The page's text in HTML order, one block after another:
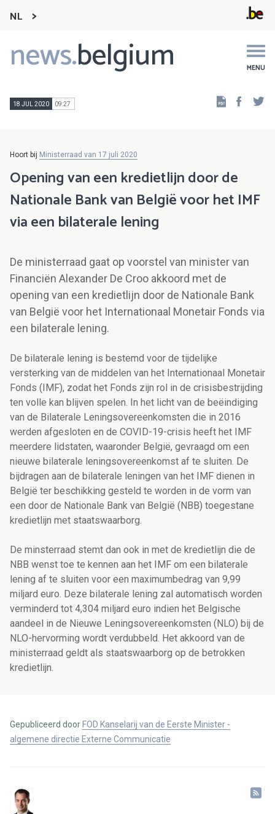
NL
news.belgium MENU
Main
navigation
18 JUL 2020 09:27
Hoort bij Ministerraad van 17 juli 2020
Opening van een kredietlijn door de
Nationale Bank van België voor het IMF
via een bilaterale lening
De ministerraad gaat op voorstel van minister van
Financiën Alexander De Croo akkoord met de
opening van een kredietlijn door de Nationale Bank
van België voor het Internationaal Monetair Fonds via
een bilaterale lening.
De bilaterale lening is bestemd voor de tijdelijke
versterking van de middelen van het Internationaal Monetair
Fonds (IMF), zodat het Fonds zijn rol in de crisisbestrijding
ten volle kan blijven spelen. In het licht van de beëindiging
van de Bilaterale Leningsovereenkomsten die in 2016
werden afgesloten en de COVID-19-crisis heeft het IMF
meerdere lidstaten, waaronder België, gevraagd om een
nieuwe bilaterale leningsovereenkomst af te sluiten. De
bijdragen aan de bilaterale leningen van het IMF dienen in
België ter beschikking gesteld te worden in de vorm van
een door de Nationale Bank van België (NBB) toegestane
kredietlijn met staatswaarborg.
De minsterraad stemt dan ook in met de kredietlijn die de
NBB wenst toe te kennen aan het IMF om een bilaterale
lening af te sluiten voor een maximumbedrag van 9,99
miljard euro. Deze bilaterale lening zal automatisch worden
verminderd tot 4,304 miljard euro indien het Belgische
aandeel in de Nieuwe Leningsovereenkomsten (NLO) bij de
NLO-hervorming wordt verdubbeld. Het akkoord van de
ministerraad geldt als staatswaarborg op de betrokken
kredietlijn.
Gepubliceerd door FOD Kanselarij van de Eerste Minister -
algemene directie Externe Communicatie